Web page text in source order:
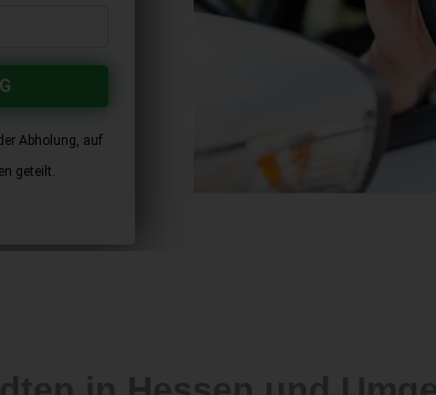
Abholung, auf
geteilt.